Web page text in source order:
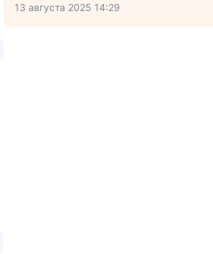
13 августа 2025 14:29